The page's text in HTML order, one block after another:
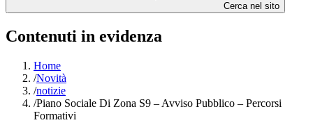
Cerca nel sito
Contenuti in evidenza
Home
/Novità
/notizie
/Piano Sociale Di Zona S9 – Avviso Pubblico – Percorsi
Formativi